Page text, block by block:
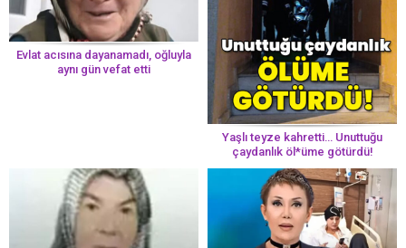
Evlat acısına dayanamadı, oğluyla
aynı gün vefat etti
Yaşlı teyze kahretti… Unuttuğu
çaydanlık öl*üme götürdü!